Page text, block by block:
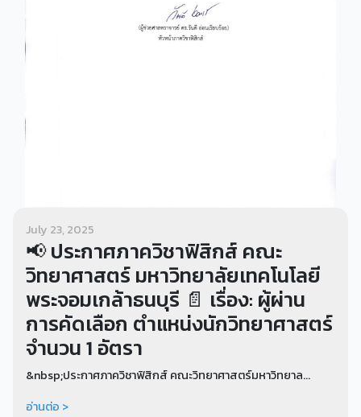
July 23, 2025
📢 ประกาศภาควิชาฟิสิกส์ คณะ
วิทยาศาสตร์ มหาวิทยาลัยเทคโนโลยี
พระจอมเกล้าธนบุรี 📄 เรื่อง: ผู้ผ่าน
การคัดเลือก ตำแหน่งนักวิทยาศาสตร์
จำนวน 1 อัตรา
&nbsp;ประกาศภาควิชาฟิสิกส์ คณะวิทยาศาสตร์มหาวิทยาล...
อ่านต่อ >